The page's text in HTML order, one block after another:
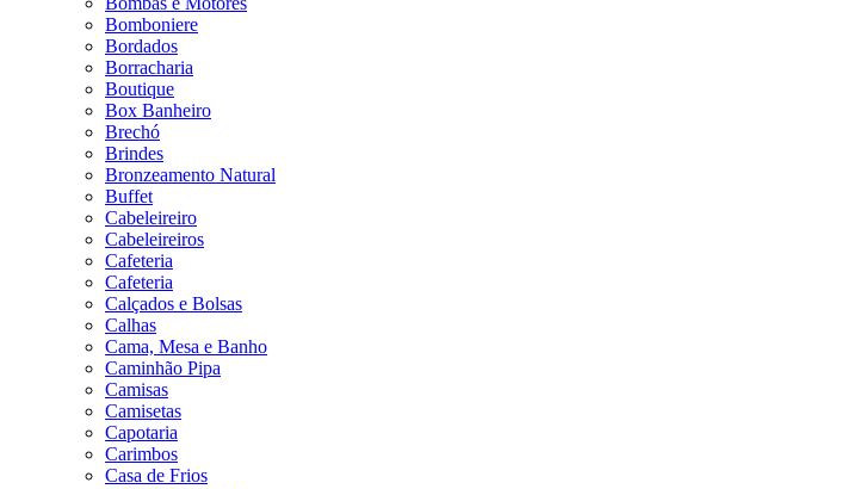
Bomboniere
Bordados
Borracharia
Boutique
Box Banheiro
Brechó
Brindes
Bronzeamento Natural
Buffet
Cabeleireiro
Cabeleireiros
Cafeteria
Cafeteria
Calçados e Bolsas
Calhas
Cama, Mesa e Banho
Caminhão Pipa
Camisas
Camisetas
Capotaria
Carimbos
Casa de Frios